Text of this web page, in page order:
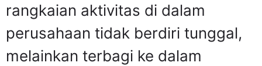
rangkaian aktivitas di dalam
perusahaan tidak berdiri tunggal,
melainkan terbagi ke dalam